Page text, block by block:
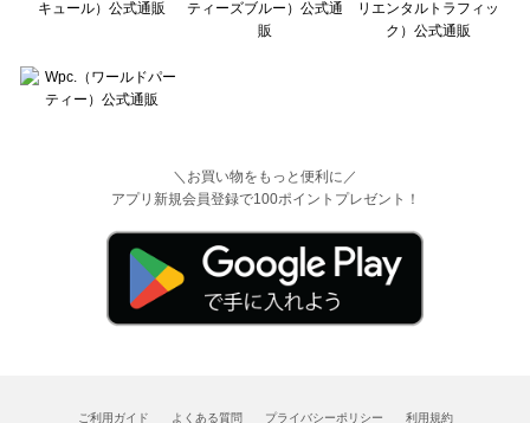
＼お買い物をもっと便利に／
アプリ新規会員登録で100ポイントプレゼント！
ご利用ガイド よくある質問 プライバシーポリシー 利用規約